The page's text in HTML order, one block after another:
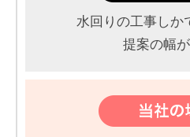
水回りの工事しか
提案の幅が